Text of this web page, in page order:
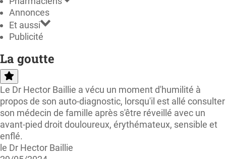
Annonces
Et aussi
Publicité
La goutte
Le Dr Hector Baillie a vécu un moment d'humilité à
propos de son auto-diagnostic, lorsqu'il est allé consulter
son médecin de famille après s'être réveillé avec un
avant-pied droit douloureux, érythémateux, sensible et
enflé.
le Dr Hector Baillie